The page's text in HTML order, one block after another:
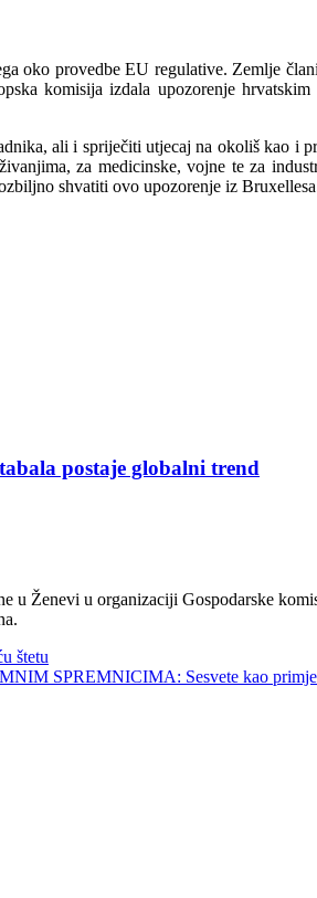
oko provedbe EU regulative. Zemlje
komisija izdala upozorenje
ali i spriječiti utjecaj na okoliš kao
za medicinske, vojne te za
shvatiti ovo upozorenje iz
postaje globalni trend
u Ženevi u organizaciji Gospodarske
štetu
SPREMNICIMA: Sesvete kao primjer